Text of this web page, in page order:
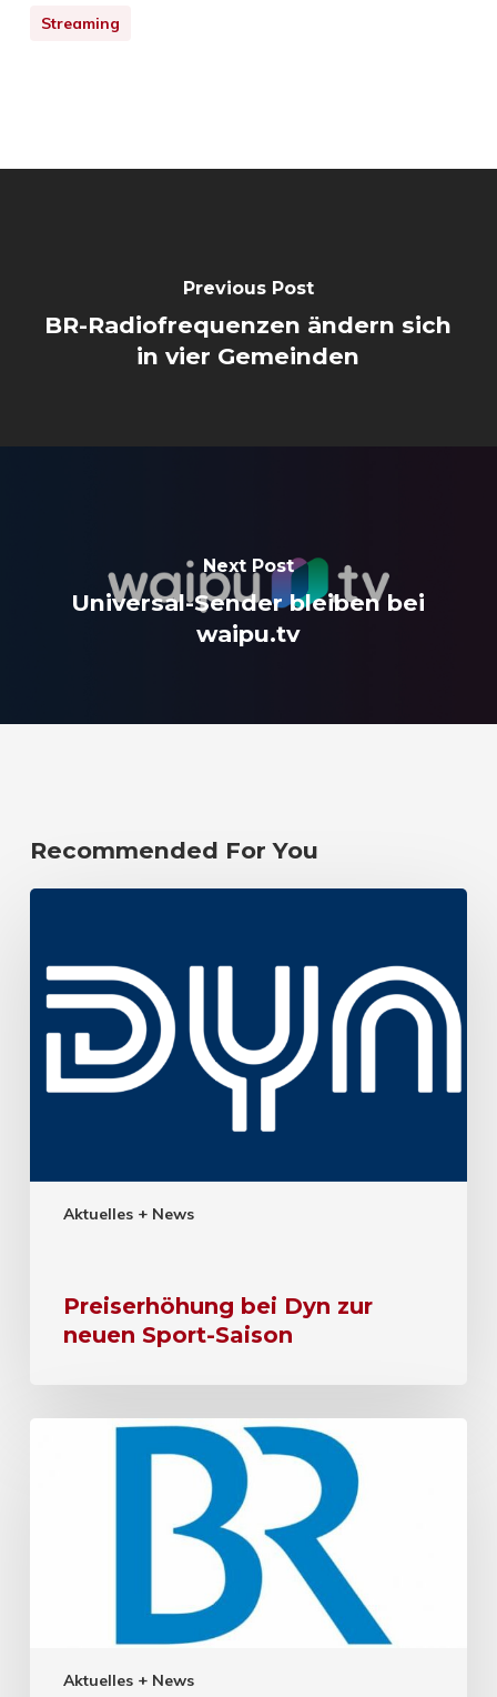
Streaming
Previous Post
BR-Radiofrequenzen ändern sich
in vier Gemeinden
Next Post
Universal-Sender bleiben bei
waipu.tv
Recommended For You
Aktuelles + News
Preiserhöhung bei Dyn zur
neuen Sport-Saison
Aktuelles + News